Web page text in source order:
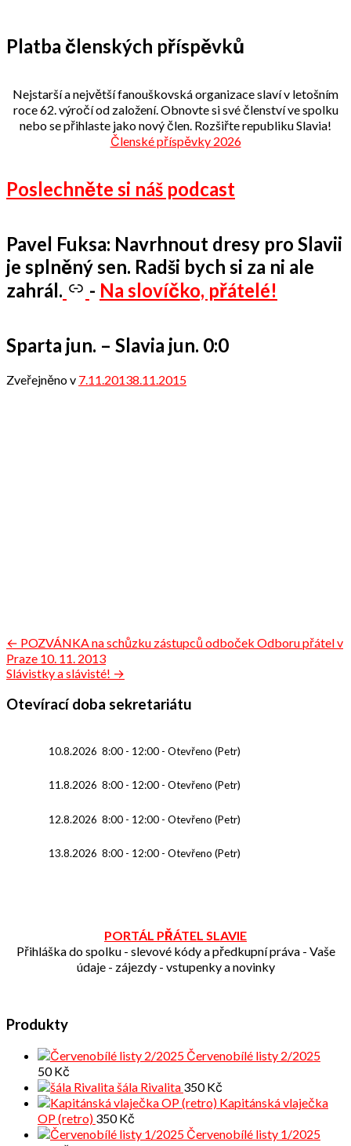
Platba členských příspěvků
Nejstarší a největší fanouškovská organizace slaví v letošním
roce 62. výročí od založení. Obnovte si své členství ve spolku
nebo se přihlaste jako nový člen. Rozšiřte republiku Slavia!
Členské příspěvky 2026
Poslechněte si náš podcast
Pavel Fuksa: Navrhnout dresy pro Slavii
je splněný sen. Radši bych si za ni ale
zahrál.
- Na slovíčko, přátelé!
Sparta jun. – Slavia jun. 0:0
Zveřejněno v 7.11.20138.11.2015
Navigace
pro
← POZVÁNKA na schůzku zástupců odboček Odboru přátel v
Praze 10. 11. 2013
Slávistky a slávisté! →
Otevírací doba sekretariátu
10.8.2026 8:00 - 12:00 - Otevřeno (Petr)
11.8.2026 8:00 - 12:00 - Otevřeno (Petr)
12.8.2026 8:00 - 12:00 - Otevřeno (Petr)
13.8.2026 8:00 - 12:00 - Otevřeno (Petr)
PORTÁL PŘÁTEL SLAVIE
Přihláška do spolku - slevové kódy a předkupní práva - Vaše
údaje - zájezdy - vstupenky a novinky
Produkty
Červenobílé listy 2/2025
50Kč
šála Rivalita 350Kč
Kapitánská vlaječka
OP (retro) 350Kč
Červenobílé listy 1/2025